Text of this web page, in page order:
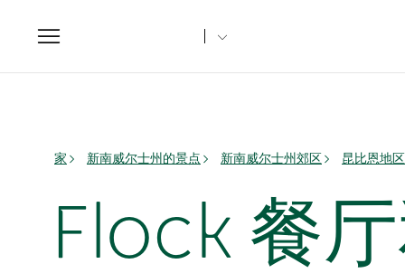
Toggle
navigation
家 新南威尔士州的景点 新南威尔士州郊区 昆比恩地区
Flock 餐